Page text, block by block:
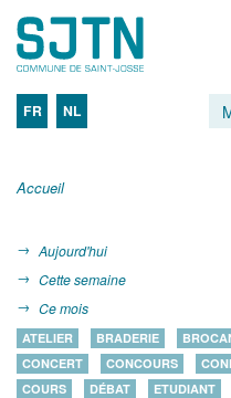
FR NL
Accueil
Aujourd'hui
Cette semaine
Ce mois
ATELIER BRADERIE
CONCERT
CONCOURS
COURS
DÉBAT ETUDIANT